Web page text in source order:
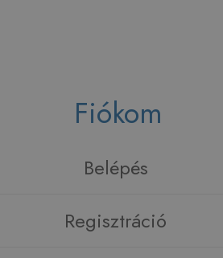
Fiókom
Belépés
Regisztráció